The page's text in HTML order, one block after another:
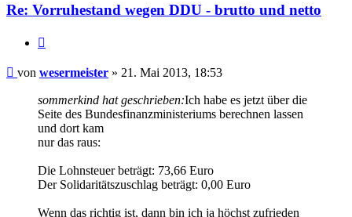
Re: Vorruhestand wegen DDU - brutto und netto
Beitrag
von wesermeister » 21. Mai 2013, 18:53
sommerkind hat geschrieben:Ich habe es jetzt über die
Seite des Bundesfinanzministeriums berechnen lassen
und dort kam
nur das raus:
Die Lohnsteuer beträgt: 73,66 Euro
Der Solidaritätszuschlag beträgt: 0,00 Euro
Wenn das richtig ist, dann bin ich ja höchst zufrieden